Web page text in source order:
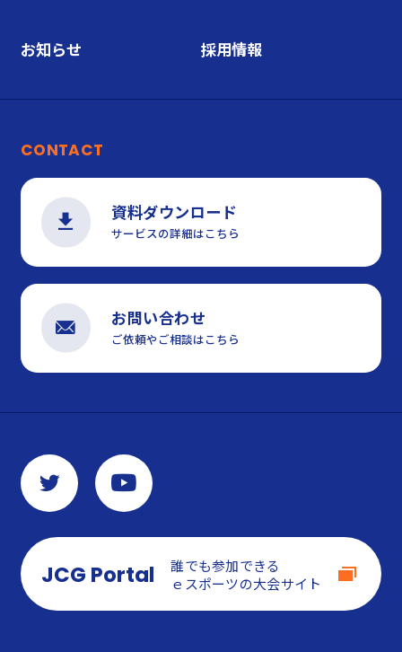
お知らせ 採用情報
CONTACT
資料ダウンロード
サービスの詳細はこちら
お問い合わせ
ご依頼やご相談はこちら
JCG Portal
誰でも参加できる
ｅスポーツの大会サイト